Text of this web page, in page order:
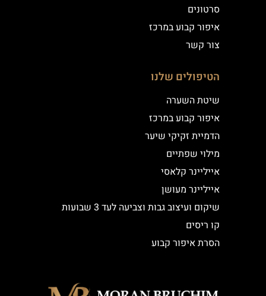
סרטונים
איפור קבוע במרכז
צור קשר
הטיפולים שלנו
שיטת השערה
איפור קבוע במרכז
הדמיית זקיקי שיער
מילוי שפתיים
אייליינר קלאסי
אייליינר מעושן
שיקום ועיצוב גבות וצביעה לעד 3 שבועות
קו ריסים
הסרת איפור קבוע